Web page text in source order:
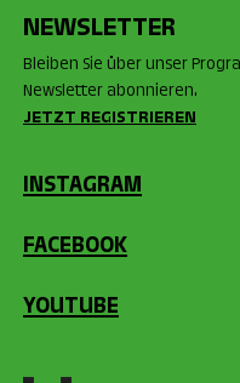
NEWSLETTER
Bleiben Sie über unser
Newsletter abonnieren.
JETZT REGISTRIEREN
INSTAGRAM
FACEBOOK
YOUTUBE